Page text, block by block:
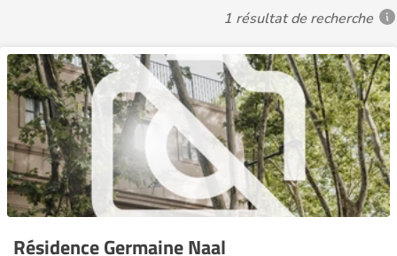
1 résultat de recherche
Résidence Germaine Naal